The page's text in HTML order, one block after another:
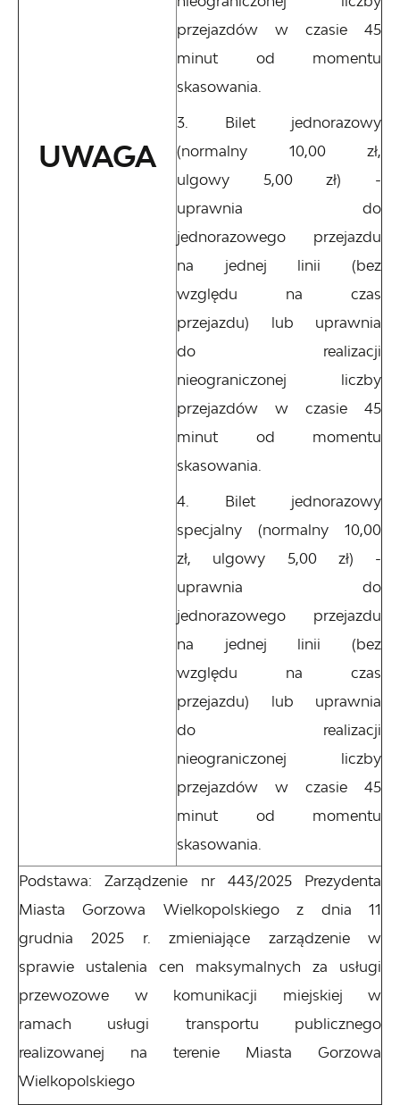
UWAGA
przejazdów w czasie 45
minut od momentu
skasowania.
Bilet jednorazowy
(normalny 10,00 zł,
ulgowy 5,00 zł) -
uprawnia do
jednorazowego przejazdu
na jednej linii (bez
względu na czas
przejazdu) lub uprawnia
do realizacji
nieograniczonej liczby
przejazdów w czasie 45
minut od momentu
skasowania.
Bilet jednorazowy
specjalny (normalny 10,00
zł, ulgowy 5,00 zł) -
uprawnia do
jednorazowego przejazdu
na jednej linii (bez
względu na czas
przejazdu) lub uprawnia
do realizacji
nieograniczonej liczby
przejazdów w czasie 45
minut od momentu
skasowania.
Podstawa: Zarządzenie nr 443/2025 Prezydenta
Miasta Gorzowa Wielkopolskiego z dnia 11
grudnia 2025 r. zmieniające zarządzenie w
sprawie ustalenia cen maksymalnych za usługi
przewozowe w komunikacji miejskiej w
ramach usługi transportu publicznego
realizowanej na terenie Miasta Gorzowa
Wielkopolskiego